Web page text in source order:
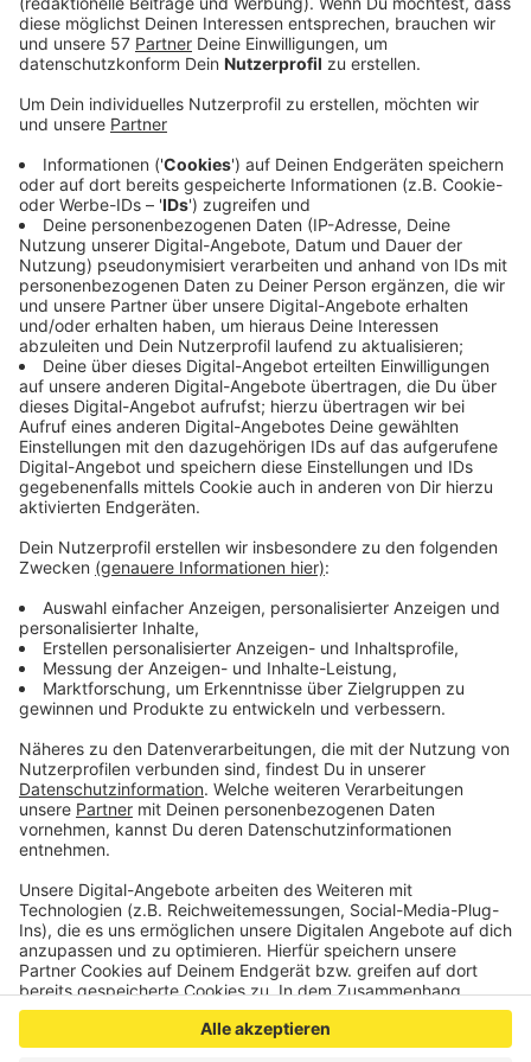
Nach dem Raub auf einen Stolberger Supermarkt
am 10.07.2020 sucht die Polizei zwei unbekannte
Zeuginnen, die sich an diesem Tag abends im
Bereich "Gehlens Kull" aufgehalten haben.
Beide hatten gegenüber der Polizei angegeben,
von den möglichen Tätern nach Zigaretten gefragt
worden zu sein. Aufgrund einer schnellen
Fahndung nach den Tätern haben die Beamten die
Zeuginnen später nicht mehr befragen und keine
Personalien aufnehmen können.
Die Aachener Polizei bittet jetzt darum, dass sich
die beiden Frauen melden - außerdem werden noch
weitere Zeugen gesucht, die Hinweise zu den
Tätern geben können.
Zeugen sollen sich bei der Polizei unter der
Rufnummer 0241/9577-31501 oder (außerhalb der
Bürozeiten) unter der Nummer 0241/9577-34210 zu
melden.
Veröffentlicht:Dienstag, 28.07.2020 08:46
Anzeige
Anzeige